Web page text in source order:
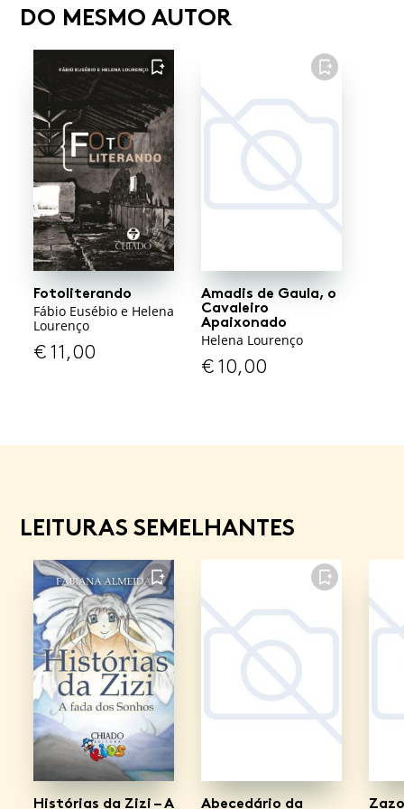
DO MESMO AUTOR
FAVORITO
Fotoliterando
Fábio Eusébio e Helena
Lourenço
€11,00
FAVORITO
Amadis de Gaula, o
Cavaleiro
Apaixonado
Helena Lourenço
€10,00
LEITURAS SEMELHANTES
FAVORITO
Histórias da Zizi – A
FAVORITO
Abecedário da